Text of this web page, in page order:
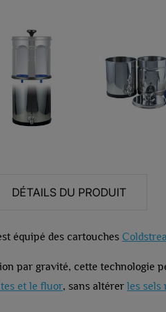
DÉTAILS DU PRODUIT
équipé des cartouches
par gravité, cette technologie
et le fluor, sans altérerles sels